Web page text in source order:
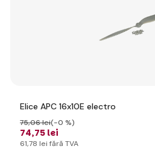
Elice APC 16x10E electro
74,75 lei
75,06 lei(-0 %)
61,78 lei fără TVA